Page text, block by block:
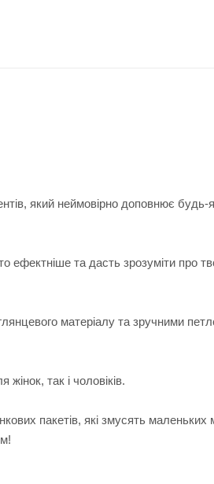
який неймовірно доповнює будь-
ефектніше та дасть зрозуміти про
матеріалу та зручними
так і чоловіків.
пакетів, які змусять маленьких